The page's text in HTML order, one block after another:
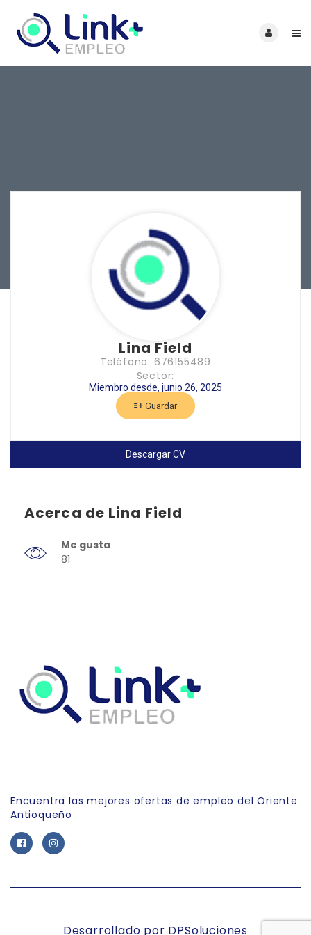
Lina Field
Teléfono: 676155489
Sector:
Miembro desde, junio 26, 2025
Guardar
Descargar CV
Acerca de Lina Field
Me gusta
81
Encuentra las mejores ofertas de empleo del Oriente
Antioqueño
Desarrollado por DPSoluciones